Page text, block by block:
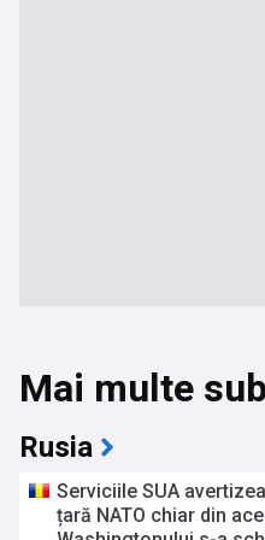
Mai multe
Rusia
Serviciile SUA
țară NATO chiar din